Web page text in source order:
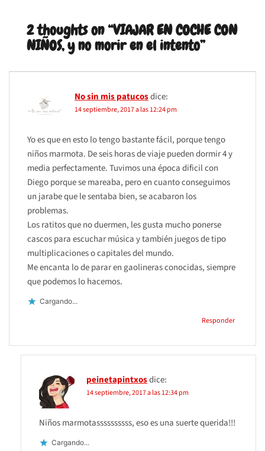
2 thoughts on “VIAJAR EN COCHE CON
NIÑOS, y no morir en el intento”
No sin mis patucosdice:
14 septiembre, 2017 a las 12:24 pm
Yo es que en esto lo tengo bastante fácil, porque tengo
niños marmota. De seis horas de viaje pueden dormir 4 y
media perfectamente. Tuvimos una época dificil con
Diego porque se mareaba, pero en cuanto conseguimos
un jarabe que le sentaba bien, se acabaron los
problemas.
Los ratitos que no duermen, les gusta mucho ponerse
cascos para escuchar música y también juegos de tipo
multiplicaciones o capitales del mundo.
Me encanta lo de parar en gaolineras conocidas, siempre
que podemos lo hacemos.
Cargando...
Responder
peinetapintxosdice:
14 septiembre, 2017 a las 12:34 pm
Niños marmotassssssssss, eso es una suerte querida!!!
Cargando...